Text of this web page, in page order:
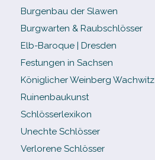
Burgenbau der Slawen
Burgwarten & Raubschlösser
Elb-​Baroque | Dresden
Festungen in Sachsen
Königlicher Weinberg Wachwitz
Ruinenbaukunst
Schlösserlexikon
Unechte Schlösser
Verlorene Schlösser